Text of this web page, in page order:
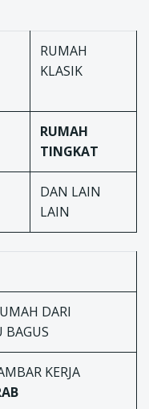
RUMAH
KLASIK
RUMAH
TINGKAT
DAN LAIN
LAIN
DARI
BAGUS
KERJA